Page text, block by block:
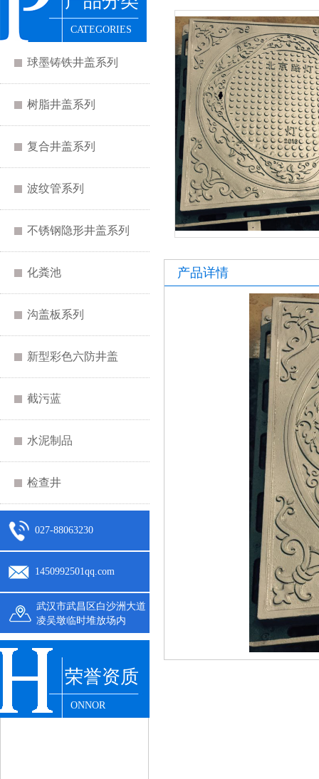
CATEGORIES
球墨铸铁井盖系列
树脂井盖系列
复合井盖系列
波纹管系列
不锈钢隐形井盖系列
化粪池
沟盖板系列
新型彩色六防井盖
截污蓝
水泥制品
检查井
027-88063230
1450992501qq.com
武汉市武昌区白沙洲大道
凌吴墩临时堆放场内
荣誉资质
ONNOR
产品详情